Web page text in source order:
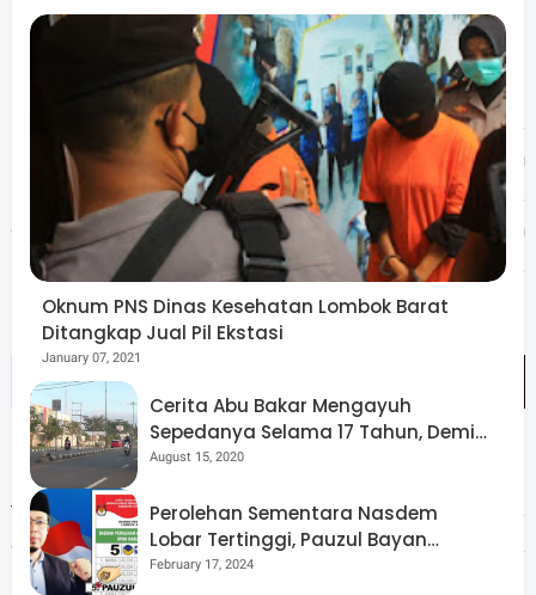
produk melalui berbagai platform digital, seperti
Facebook, Shopee, dan TikTok.
Pemateri dari BRIN, Zainuri Ihsani, menjelaskan bahwa
pihaknya memiliki sejumlah program pendampingan
bagi pelaku IKM. Namun, bantuan yang diberikan tidak
dalam bentuk anggaran, melainkan dukungan
peningkatan kapasitas, pendampingan, serta
pengembangan inovasi usaha.
Kegiatan berlangsung interaktif dan mendapat antusias
tinggi dari para peserta yang berharap pelatihan serupa
dapat terus dilaksanakan secara berkelanjutan guna
mendorong peningkatan kualitas dan daya saing IKM di
Oknum PNS Dinas Kesehatan Lombok Barat
Ditangkap Jual Pil Ekstasi
January 07, 2021
Cerita Abu Bakar Mengayuh
Sepedanya Selama 17 Tahun, Demi
Menggelorakan Kemerdekaan
August 15, 2020
Perolehan Sementara Nasdem
Lobar Tertinggi, Pauzul Bayan
Berpeluang “Rebut” Kursi Dapil 3
February 17, 2024